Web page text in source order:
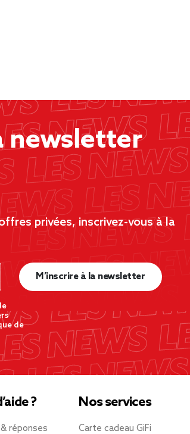
newsletter
privées, inscrivez-vous à la
de
M’inscrire à la newsletter
?
réponses
Nos services
Carte cadeau GiFi